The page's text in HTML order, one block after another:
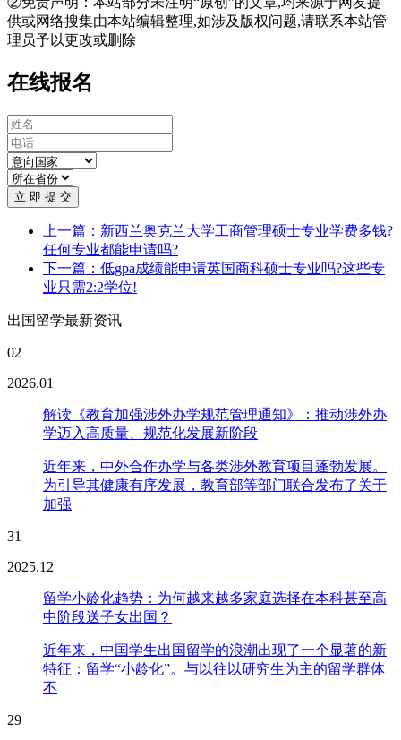
供或网络搜集由本站编辑整理,如涉及版权问题,请联系本站管
理员予以更改或删除
在线报名
立 即 提 交
上一篇：新西兰奥克兰大学工商管理硕士专业学费多钱?
任何专业都能申请吗?
下一篇：低gpa成绩能申请英国商科硕士专业吗?这些专
业只需2:2学位!
出国留学最新资讯
02
2026.01
解读《教育加强涉外办学规范管理通知》：推动涉外办
学迈入高质量、规范化发展新阶段
近年来，中外合作办学与各类涉外教育项目蓬勃发展。
为引导其健康有序发展，教育部等部门联合发布了关于
加强
31
2025.12
留学小龄化趋势：为何越来越多家庭选择在本科甚至高
中阶段送子女出国？
近年来，中国学生出国留学的浪潮出现了一个显著的新
特征：留学“小龄化”。与以往以研究生为主的留学群体
不
29